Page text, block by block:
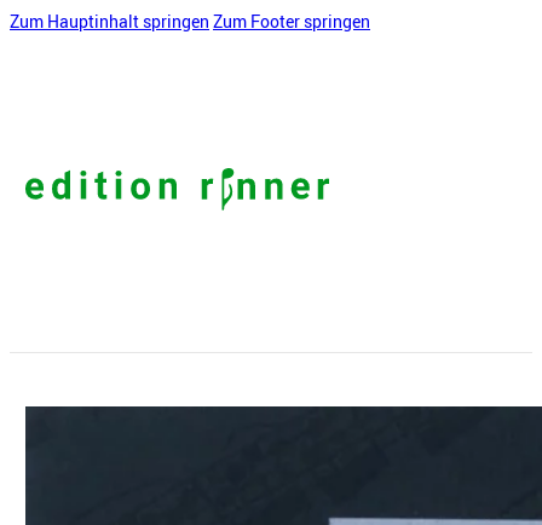
Zum Hauptinhalt springen Zum Footer springen